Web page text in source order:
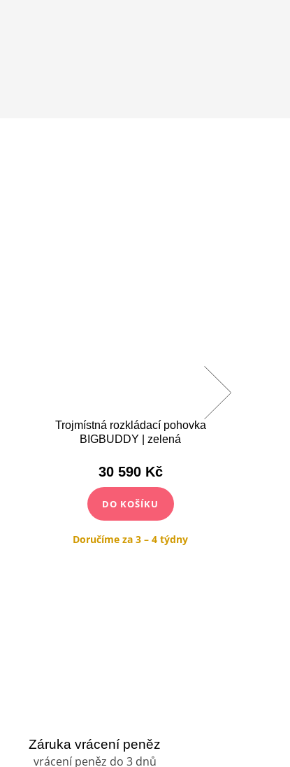
Trojmístná rozkládací pohovka
BIGBUDDY | zelená
30 590 Kč
DO KOŠÍKU
Doručíme za 3 – 4 týdny
Záruka vrácení peněz
vrácení peněz do 3 dnů